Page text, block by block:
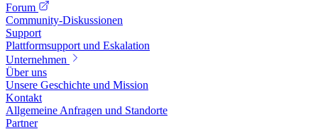
Forum
Community-Diskussionen
Support
Plattformsupport und Eskalation
Unternehmen
Über uns
Unsere Geschichte und Mission
Kontakt
Allgemeine Anfragen und Standorte
Partner